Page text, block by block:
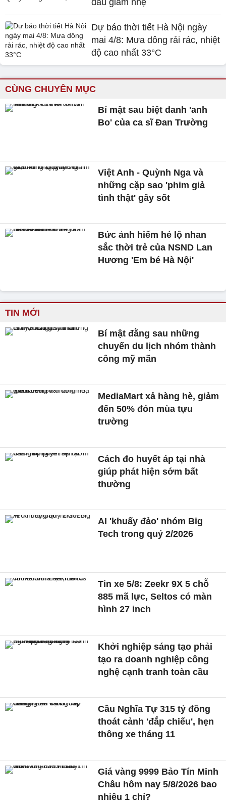
Dự báo thời tiết Hà Nội ngày
mai 4/8: Mưa dông rải rác, nhiệt
độ cao nhất 33°C
CÙNG CHUYÊN MỤC
Bí mật sau biệt danh 'anh
Bo' của ca sĩ Đan Trường
Việt Anh - Quỳnh Nga và
những cặp sao 'phim giả
tình thật' gây sốt
Bức ảnh hiếm hé lộ nhan
sắc thời trẻ của NSND Lan
Hương 'Em bé Hà Nội'
TIN MỚI
Bí mật đằng sau những
chuyến du lịch nhóm thành
công mỹ mãn
MediaMart xả hàng hè, giảm
đến 50% đón mùa tựu
trường
Cách đo huyết áp tại nhà
giúp phát hiện sớm bất
thường
AI 'khuấy đảo' nhóm Big
Tech trong quý 2/2026
Tin xe 5/8: Zeekr 9X 5 chỗ
885 mã lực, Seltos có màn
hình 27 inch
Khởi nghiệp sáng tạo phải
tạo ra doanh nghiệp công
nghệ cạnh tranh toàn cầu
Cầu Nghĩa Tự 315 tỷ đồng
thoát cảnh 'đắp chiếu', hẹn
thông xe tháng 11
Giá vàng 9999 Bảo Tín Minh
Châu hôm nay 5/8/2026 bao
nhiêu 1 chỉ?